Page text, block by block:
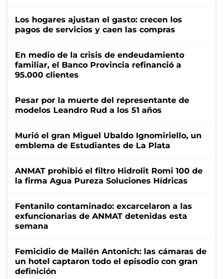
Los hogares ajustan el gasto: crecen los
pagos de servicios y caen las compras
En medio de la crisis de endeudamiento
familiar, el Banco Provincia refinanció a
95.000 clientes
Pesar por la muerte del representante de
modelos Leandro Rud a los 51 años
Murió el gran Miguel Ubaldo Ignomiriello, un
emblema de Estudiantes de La Plata
ANMAT prohibió el filtro Hidrolit Romi 100 de
la firma Agua Pureza Soluciones Hídricas
Fentanilo contaminado: excarcelaron a las
exfuncionarias de ANMAT detenidas esta
semana
Femicidio de Mailén Antonich: las cámaras de
un hotel captaron todo el episodio con gran
definición